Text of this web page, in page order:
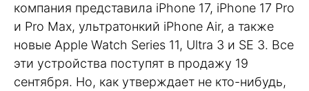
компания представила iPhone 17, iPhone 17 Pro
и Pro Max, ультратонкий iPhone Air, а также
новые Apple Watch Series 11, Ultra 3 и SE 3. Все
эти устройства поступят в продажу 19
сентября. Но, как утверждает не кто-нибудь,